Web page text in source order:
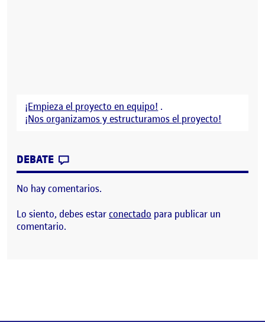
¡Empieza el proyecto en equipo! .
¡Nos organizamos y estructuramos el proyecto!
DEBATE
No hay comentarios.
Lo siento, debes estarconectado para publicar un
comentario.